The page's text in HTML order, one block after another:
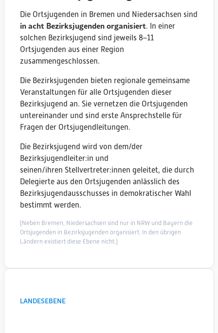
Hude-Bookholzberg
Hoya
Buxtehude
Lingen
Cuxhaven
Northeim
Rotenburg
Achim
Lüneburg
Ronnenberg
Nordhorn
Peine
Einbeck
Rinteln
Celle
Bremen Schwachhausen-Horn
Fallingbostel-Walsrode
Bremerhaven
Wolfenbüttel
Goslar
Bremen
Lingen
Oldenburg
Verden
Verden
Verden
Bremen
Göttingen
Lingen
Hannover
Braunschweig
Göttingen
Bremen
Buxtehude
Oldenburg
Lingen
Hannover
Göttingen
Die Ortsjugenden in Bremen und Niedersachsen sind
in acht Bezirksjugenden organisiert. In einer
solchen Bezirksjugend sind jeweils 8–11
Ortsjugenden aus einer Region
zusammengeschlossen.
Die Bezirksjugenden bieten regionale gemeinsame
Veranstaltungen für alle Ortsjugenden dieser
Bezirksjugend an. Sie vernetzen die Ortsjugenden
untereinander und sind erste Ansprechstelle für
Fragen der Ortsjugendleitungen.
Die Bezirksjugend wird von dem/der
Bezirksjugendleiter:in und
seinen/ihren Stellvertreter:innen geleitet, die durch
Delegierte aus den Ortsjugenden anlässlich des
Bezirksjugendausschusses in demokratischer Wahl
bestimmt werden.
(Neben Bremen, Niedersachsen sind nur in NRW und Bayern die
Ortsjugenden in Bezirksjugenden organisiert. In den übrigen
Ländern existiert diese Ebene nicht.)
LANDESEBENE